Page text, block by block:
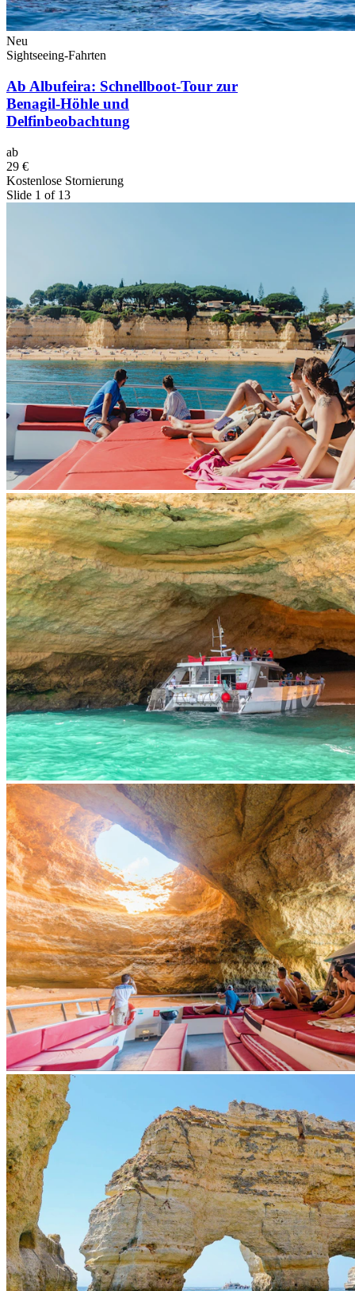
Neu
Sightseeing-Fahrten
Ab Albufeira: Schnellboot-Tour zur
Benagil-Höhle und
Delfinbeobachtung
ab
29 €
Kostenlose Stornierung
Slide 1 of 13